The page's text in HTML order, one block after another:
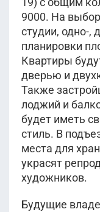
9000. На
студии, одно-,
планировки
Квартиры
дверью и
Также
лоджий и
будет иметь
стиль. В
места для
украсят
художников.
Будущие